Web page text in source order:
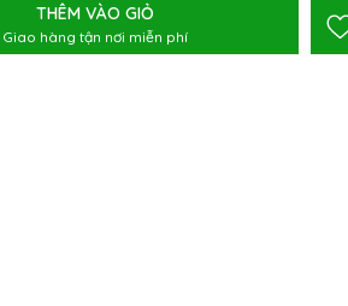
THÊM VÀO GIỎ
Giao hàng tận nơi miễn phí